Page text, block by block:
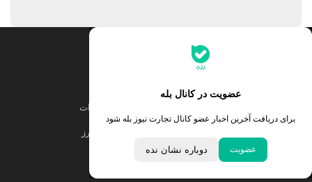
عضویت در کانال بله
برای دریافت آخرین اخبار عضو کانال تجارت نیوز بله شود
عضویت دوباره نشان نده
جدیدترین قیمت‌ها
قیمت درهم امارات
ابزار تبدیل نرخ ارز